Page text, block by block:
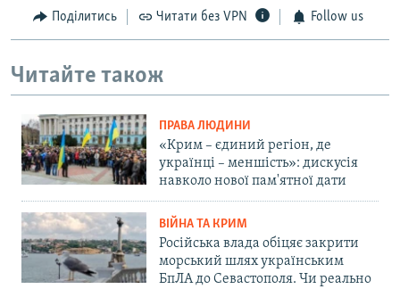
Поділитись Читати без VPN Follow us
Читайте також
ПРАВА ЛЮДИНИ
«Крим – єдиний регіон, де
українці – меншість»: дискусія
навколо нової пам'ятної дати
ВІЙНА ТА КРИМ
Російська влада обіцяє закрити
морський шлях українським
БпЛА до Севастополя. Чи реально